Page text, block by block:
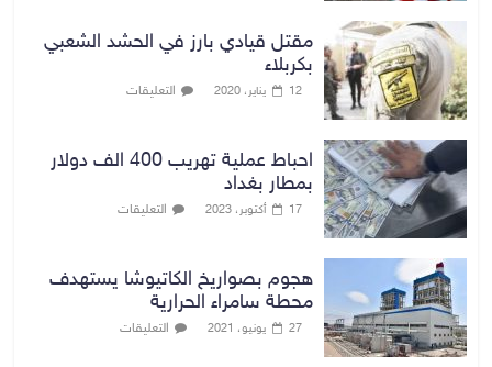
مقتل قيادي بارز في الحشد الشعبي
بكربلاء
12 يناير، 2020 التعليقات
احباط عملية تهريب 400 الف دولار
بمطار بغداد
17 أكتوبر، 2023 التعليقات
هجوم بصواريخ الكاتيوشا يستهدف
محطة سامراء الحرارية
27 يونيو، 2021 التعليقات